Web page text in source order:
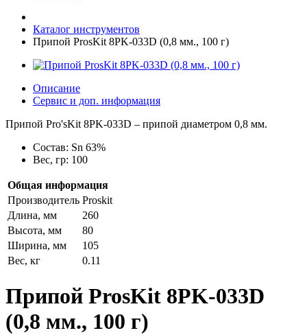
Каталог инструментов
Припой ProsKit 8PK-033D (0,8 мм., 100 г)
Описание
Сервис и доп. информация
Припой Pro'sKit 8PK-033D – припой диаметром 0,8 мм.
Состав: Sn 63%
Вес, гр: 100
Общая информация
Производитель Proskit
Длина, мм
260
Высота, мм
80
Ширина, мм
105
Вес, кг
0.11
Припой ProsKit 8PK-033D
(0,8 мм., 100 г)